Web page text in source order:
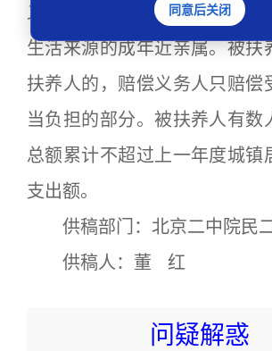
义务的未成年人或者丧失劳动
生活来源的成年近亲属。被扶
扶养人的，赔偿义务人只赔偿
当负担的部分。被扶养人有数
总额累计不超过上一年度城镇
支出额。
供稿部门：北京二中院民
供稿人：董 红
问疑解惑
同意后关闭